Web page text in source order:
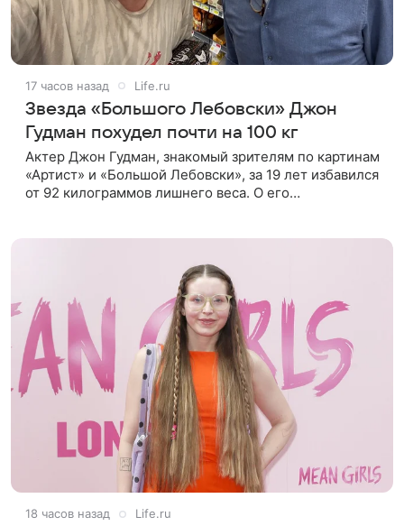
17 часов назад Life.ru
Звезда «Большого Лебовски» Джон
Гудман похудел почти на 100 кг
Актер Джон Гудман, знакомый зрителям по картинам
«Артист» и «Большой Лебовски», за 19 лет избавился
от 92 килограммов лишнего веса. О его
18 часов назад Life.ru